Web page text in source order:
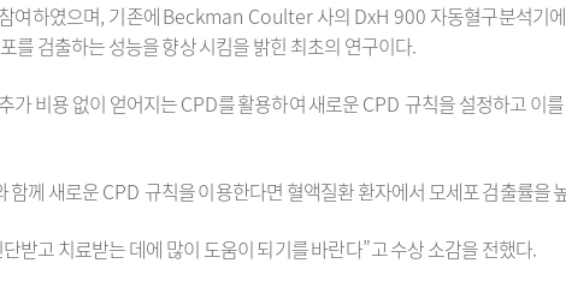
여하였으며, 기존에Beckman Coulter사의 DxH 900 자동혈구분석기
를 검출하는 성능을 향상 시킴을 밝힌 최초의 연구이다.
가 비용 없이 얻어지는CPD를 활용하여 새로운CPD 규칙을 설정하고 이
함께 새로운CPD 규칙을 이용한다면 혈액질환 환자에서 모세포 검출률을
받고 치료받는 데에 많이 도움이 되기를 바란다”고 수상 소감을 전했다.